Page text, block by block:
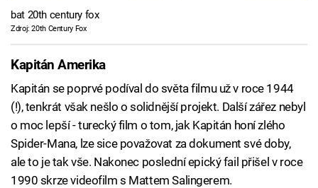
bat 20th century fox
Zdroj: 20th Century Fox
Kapitán Amerika
Kapitán se poprvé podíval do světa filmu už v roce 1944
(!), tenkrát však nešlo o solidnější projekt. Další zářez nebyl
o moc lepší - turecký film o tom, jak Kapitán honí zlého
Spider-Mana, lze sice považovat za dokument své doby,
ale to je tak vše. Nakonec poslední epický fail přišel v roce
1990 skrze videofilm s Mattem Salingerem.